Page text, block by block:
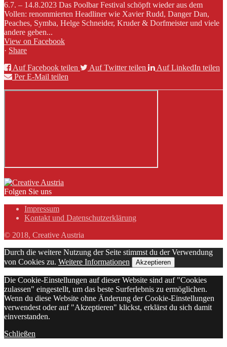
6.7. – 14.8.2023 Das Poolbar Festival schöpft wieder aus dem
Vollen: renommierten Headliner wie Xavier Rudd, Danger Dan,
Peaches, Symba, Helge Schneider, Kruder & Dorfmeister und viele
andere geben...
View on Facebook
· Share
Auf Facebook teilen
Auf Twitter teilen
Auf LinkedIn teilen
Per E-Mail teilen
Folgen Sie uns
Impressum
Kontakt und Datenschutzerklärung
© 2018, Creative Austria
Durch die weitere Nutzung der Seite stimmst du der Verwendung
von Cookies zu. Weitere Informationen Akzeptieren
Die Cookie-Einstellungen auf dieser Website sind auf "Cookies
zulassen" eingestellt, um das beste Surferlebnis zu ermöglichen.
Wenn du diese Website ohne Änderung der Cookie-Einstellungen
verwendest oder auf "Akzeptieren" klickst, erklärst du sich damit
einverstanden.
Schließen